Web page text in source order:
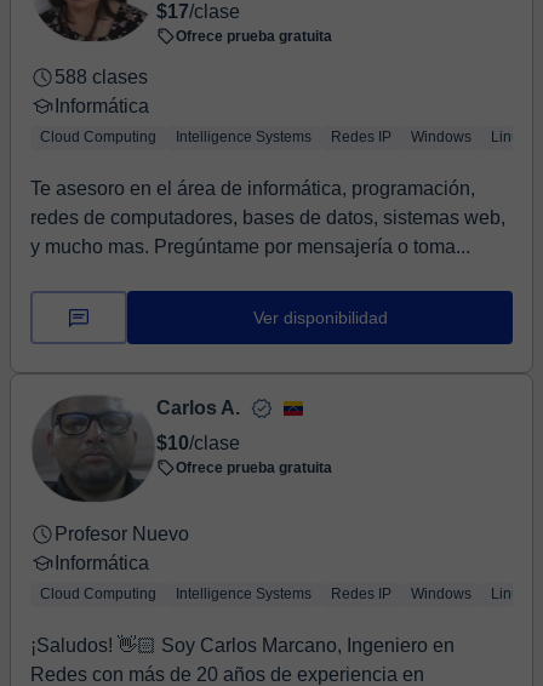
$17/clase
Ofrece prueba gratuita
588 clases
Informática
Cloud Computing Intelligence Systems Redes IP Windows Linux
Te asesoro en el área de informática, programación,
redes de computadores, bases de datos, sistemas web,
y mucho mas. Pregúntame por mensajería o toma...
Ver disponibilidad
Carlos A.
$10/clase
Ofrece prueba gratuita
Profesor Nuevo
Informática
Cloud Computing Intelligence Systems Redes IP Windows Linux
¡Saludos! 👋🏻 Soy Carlos Marcano, Ingeniero en
Redes con más de 20 años de experiencia en